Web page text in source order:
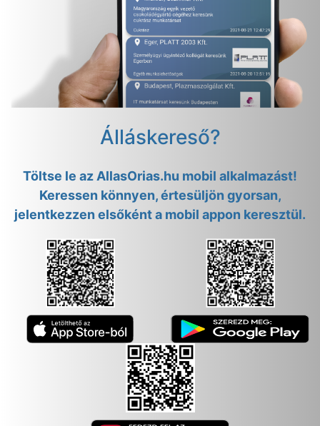
Álláskereső?
Töltse le az AllasOrias.hu mobil alkalmazást!
Keressen könnyen, értesüljön gyorsan,
jelentkezzen elsőként a mobil appon keresztül.